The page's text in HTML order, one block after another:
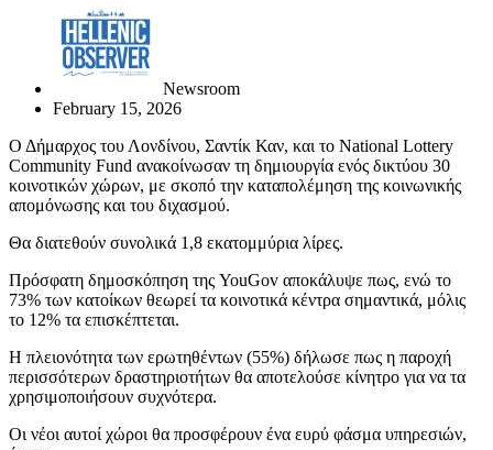
Newsroom
February 15, 2026
Ο Δήμαρχος του Λονδίνου, Σαντίκ Καν, και το National Lottery
Community Fund ανακοίνωσαν τη δημιουργία ενός δικτύου 30
κοινοτικών χώρων, με σκοπό την καταπολέμηση της κοινωνικής
απομόνωσης και του διχασμού.
Θα διατεθούν συνολικά 1,8 εκατομμύρια λίρες.
Πρόσφατη δημοσκόπηση της YouGov αποκάλυψε πως, ενώ το
73% των κατοίκων θεωρεί τα κοινοτικά κέντρα σημαντικά, μόλις
το 12% τα επισκέπτεται.
Η πλειονότητα των ερωτηθέντων (55%) δήλωσε πως η παροχή
περισσότερων δραστηριοτήτων θα αποτελούσε κίνητρο για να τα
χρησιμοποιήσουν συχνότερα.
Οι νέοι αυτοί χώροι θα προσφέρουν ένα ευρύ φάσμα υπηρεσιών,